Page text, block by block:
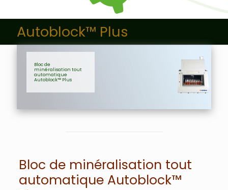
Autoblock™ Plus
Bloc de
minéralisation tout
automatique
Autoblock™ Plus
Bloc de minéralisation tout
automatique Autoblock™